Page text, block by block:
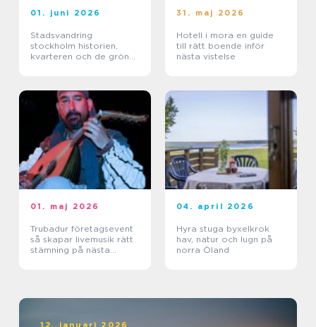
01. juni 2026
Stadsvandring
stockholm historien,
kvarteren och de gröna
31. maj 2026
Hotell i mora en guide
till rätt boende inför
nästa vistelse
01. maj 2026
Trubadur företagsevent
så skapar livemusik rätt
stämning på nästa
04. april 2026
Hyra stuga byxelkrok
hav, natur och lugn på
norra Öland
12. januari 2026